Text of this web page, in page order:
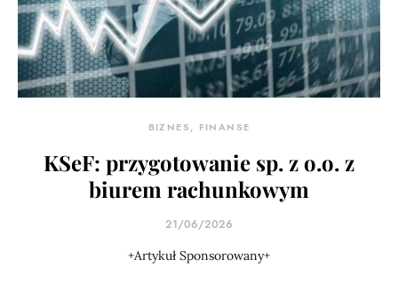
BIZNES, FINANSE
KSeF: przygotowanie sp. z o.o. z
biurem rachunkowym
21/06/2026
+Artykuł Sponsorowany+